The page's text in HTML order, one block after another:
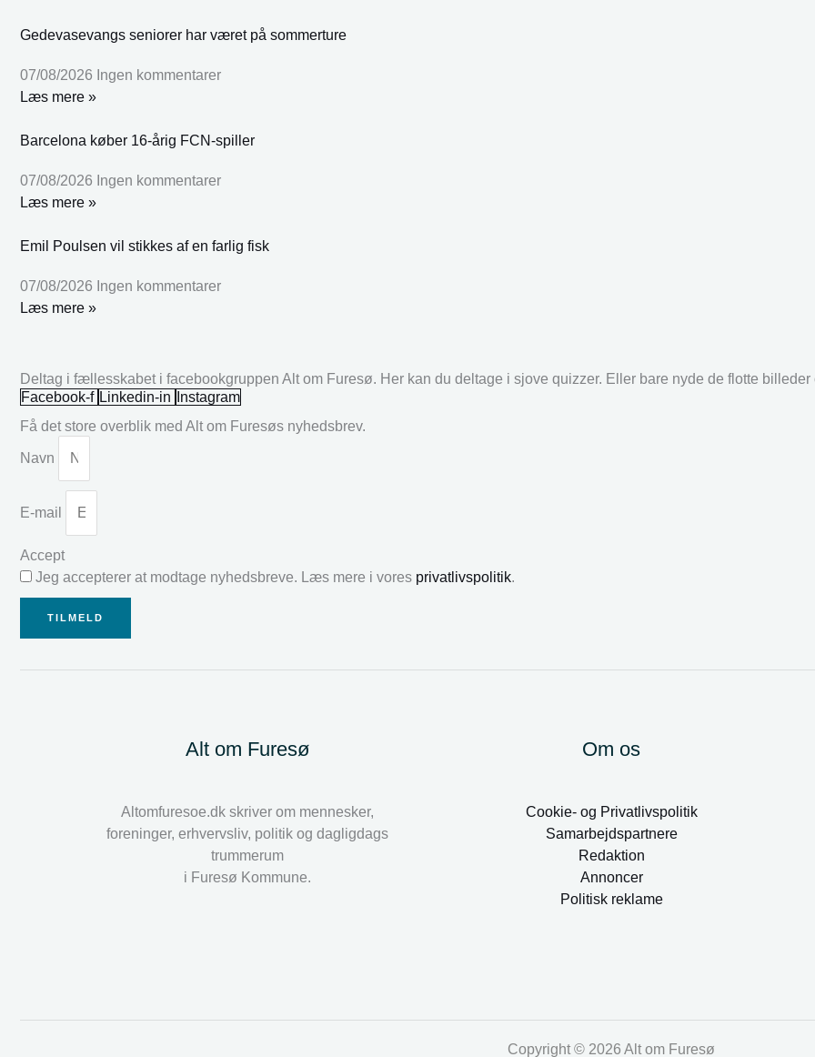
Gedevasevangs seniorer har været på sommerture
07/08/2026 Ingen kommentarer
Læs mere »
Barcelona køber 16-årig FCN-spiller
07/08/2026 Ingen kommentarer
Læs mere »
Emil Poulsen vil stikkes af en farlig fisk
07/08/2026 Ingen kommentarer
Læs mere »
Deltag i fællesskabet i facebookgruppen Alt om Furesø. Her kan du deltage i sjove quizzer. Eller bare nyde de flotte billeder
Facebook-f Linkedin-in
Instagram
Få det store overblik med Alt om Furesøs nyhedsbrev.
Navn
E-mail
Accept
Jeg accepterer at modtage nyhedsbreve. Læs mere i vores privatlivspolitik.
TILMELD
Alt om Furesø
Altomfuresoe.dk skriver om mennesker,
foreninger, erhvervsliv, politik og dagligdags
trummerum
i Furesø Kommune.
Om os
Cookie- og Privatlivspolitik
Samarbejdspartnere
Redaktion
Annoncer
Politisk reklame
Copyright © 2026 Alt om Furesø